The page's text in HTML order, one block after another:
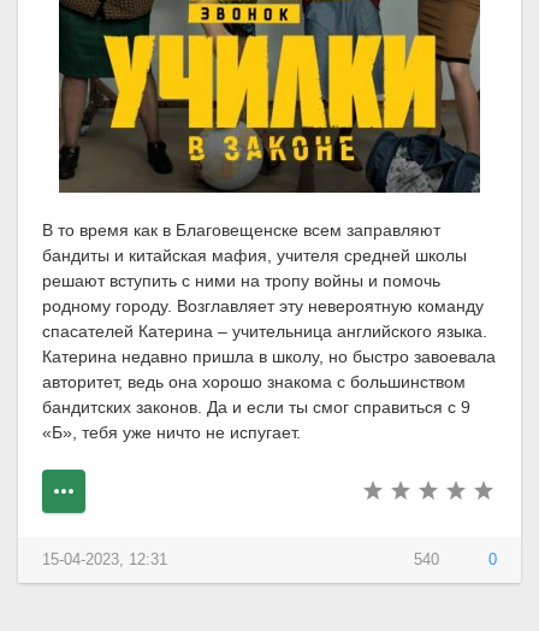
В то время как в Благовещенске всем заправляют
бандиты и китайская мафия, учителя средней школы
решают вступить с ними на тропу войны и помочь
родному городу. Возглавляет эту невероятную команду
спасателей Катерина – учительница английского языка.
Катерина недавно пришла в школу, но быстро завоевала
авторитет, ведь она хорошо знакома с большинством
бандитских законов. Да и если ты смог справиться с 9
«Б», тебя уже ничто не испугает.
540 0
15-04-2023, 12:31